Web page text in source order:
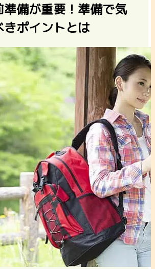
備が重要！準備で気
きポイントとは